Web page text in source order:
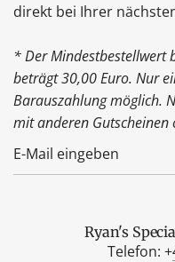
direkt bei Ihrer
* Der Mindestbestellwert
beträgt 30,00 Euro. Nur
Barauszahlung möglich.
mit anderen
Ryan's
Telefon: +